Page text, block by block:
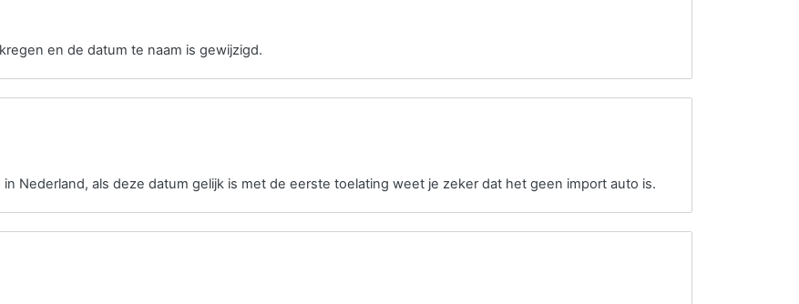
en de datum te naam is gewijzigd.
Nederland, als deze datum gelijk is met de eerste toelating weet je zeker dat het geen import auto is.